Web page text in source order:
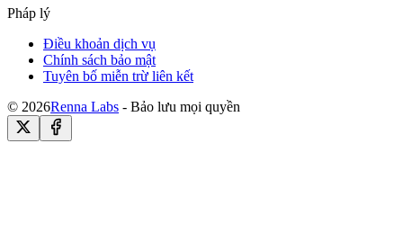
Pháp lý
Điều khoản dịch vụ
Chính sách bảo mật
Tuyên bố miễn trừ liên kết
© 2026Renna Labs - Bảo lưu mọi quyền